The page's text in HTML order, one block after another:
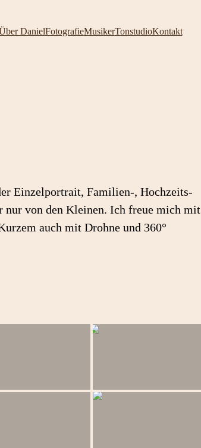
DanielFotografieMusikerTonstudioKontakt
Einzelportrait, Familien-, Hochzeits-
nur von den Kleinen. Ich freue mich mit
auch mit Drohne und 360°